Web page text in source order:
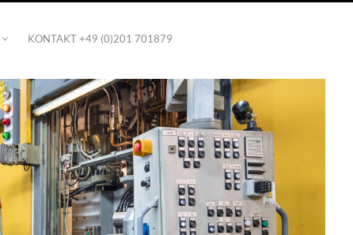
KONTAKT +49 (0)201 701879